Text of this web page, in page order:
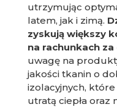
utrzymując
latem, jak i zimą.
zyskują większy
na rachunkach za
uwagę na
jakości tkanin o
izolacyjnych,
utratą ciepła oraz